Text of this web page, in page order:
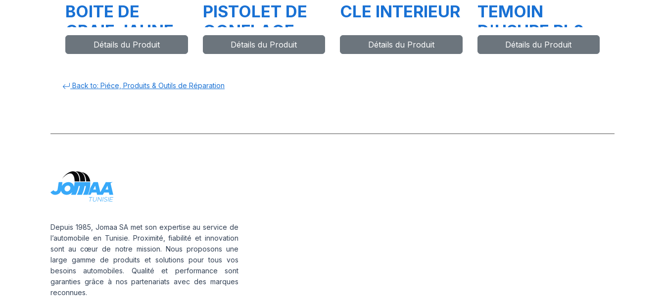
BOITE DE
CRAIE JAUNE
(12 Détails du Produit
PISTOLET DE
GONFLAGE
DIGITAL
3030017G-
Détails du Produit
CLE INTERIEUR
Détails du Produit
TEMOIN
D'USURE PL0-
90
Détails du Produit
Back to: Piéce, Produits & Outils de Réparation
Depuis 1985, Jomaa SA met son expertise au service de
l’automobile en Tunisie. Proximité, fiabilité et innovation
sont au cœur de notre mission. Nous proposons une
large gamme de produits et solutions pour tous vos
besoins automobiles. Qualité et performance sont
garanties grâce à nos partenariats avec des marques
reconnues.